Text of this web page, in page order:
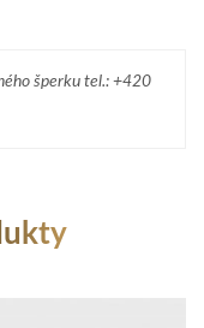
šperku tel.: +420